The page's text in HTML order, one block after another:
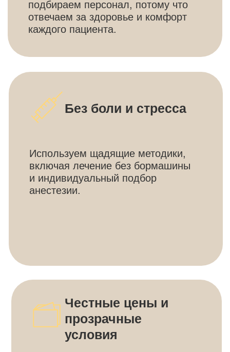
Оборудование
мирового уровня
класса (Германия, Швейцария,
диагностику, безопасное
Философия заботы,
а не просто лечения
Мы не стремимся к массовости —
Индивидуальный
подход
Подробная диагностика